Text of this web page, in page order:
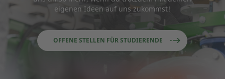
eigenen Ideen auf uns zukommst!
OFFENE STELLEN FÜR STUDIERENDE